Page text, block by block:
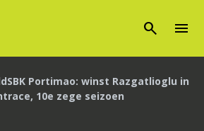
search menu
Portimao: winst Razgatlioglu in
10e zege seizoen